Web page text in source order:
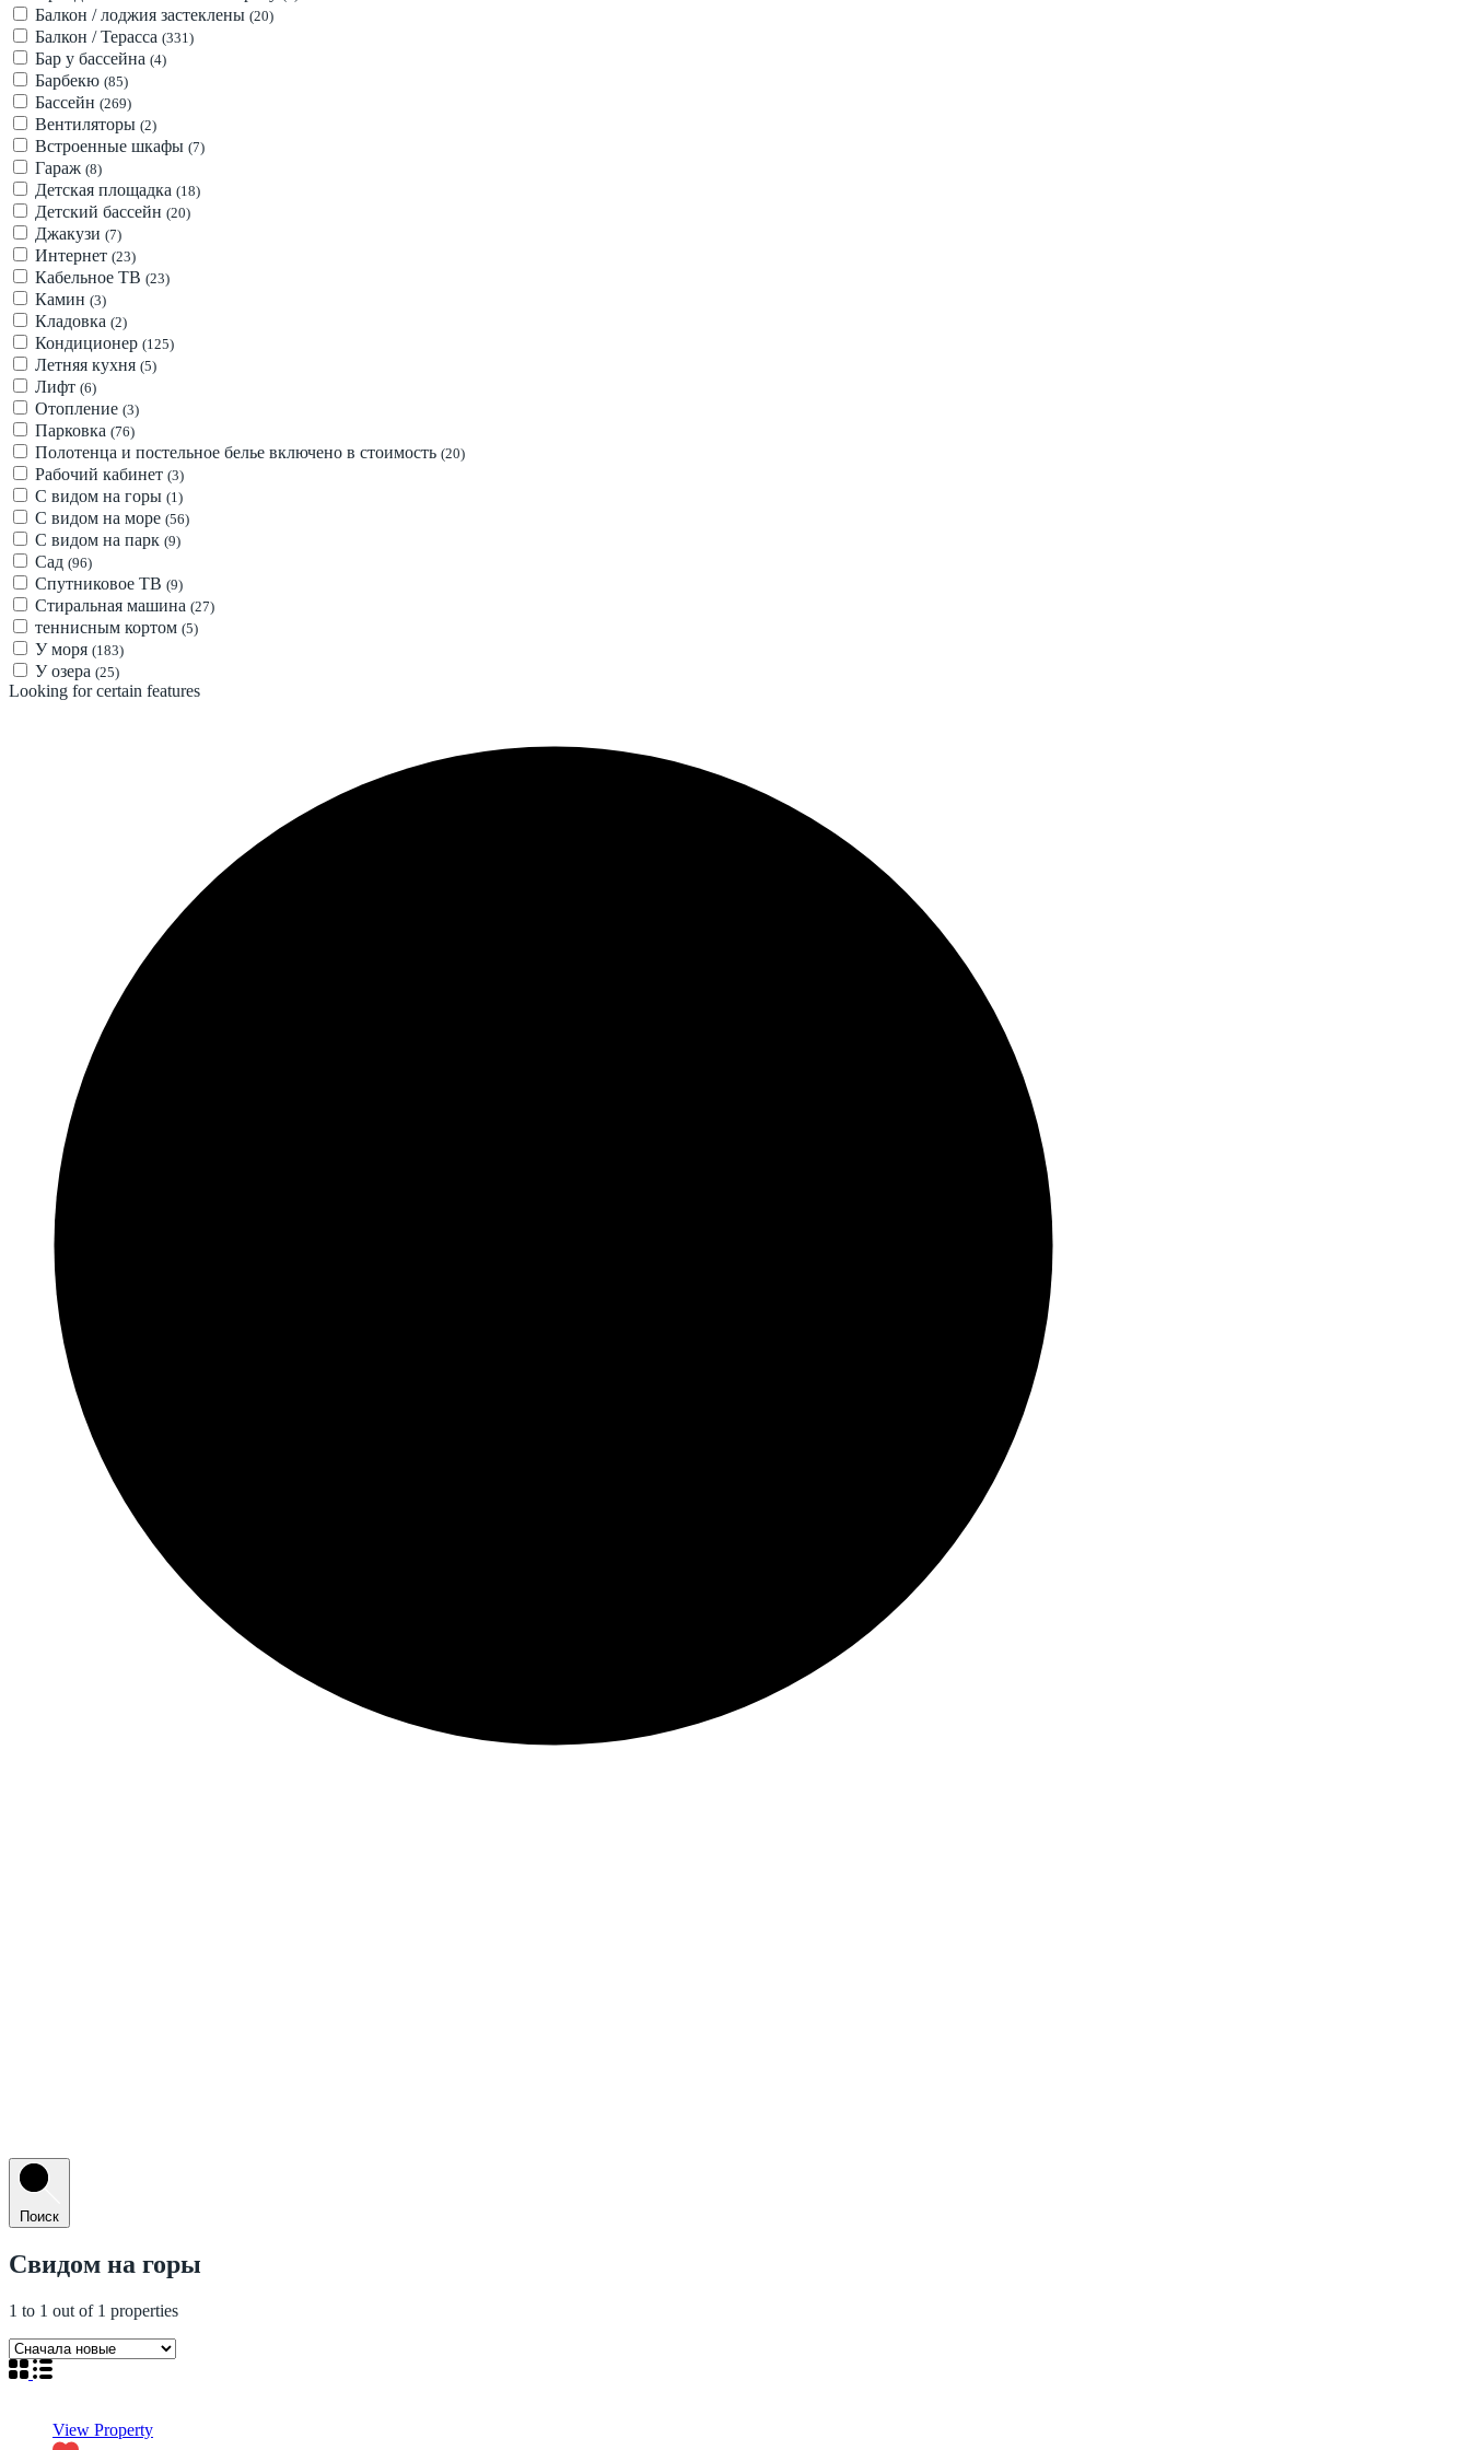
Балкон / лоджия застеклены (20)
Балкон / Терасса (331)
Бар у бассейна (4)
Барбекю (85)
Бассейн (269)
Вентиляторы (2)
Встроенные шкафы (7)
Гараж (8)
Детская площадка (18)
Детский бассейн (20)
Джакузи (7)
Интернет (23)
Кабельное ТВ (23)
Камин (3)
Кладовка (2)
Кондиционер (125)
Летняя кухня (5)
Лифт (6)
Отопление (3)
Парковка (76)
Полотенца и постельное белье включено в стоимость (20)
Рабочий кабинет (3)
С видом на горы (1)
С видом на море (56)
С видом на парк (9)
Сад (96)
Спутниковое ТВ (9)
Стиральная машина (27)
теннисным кортом (5)
У моря (183)
У озера (25)
Looking for certain features
Поиск
Свидом на горы
1 to 1 out of 1 properties
View Property